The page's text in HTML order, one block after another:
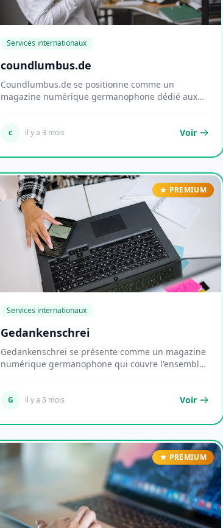
Services internationaux
coundlumbus.de
Coundlumbus.de se positionne comme un
magazine numérique germanophone dédié aux
c il y a 3 mois Voir
PREMIUM
Services internationaux
Gedankenschrei
Gedankenschrei se présente comme un magazine
numérique germanophone qui couvre l'ensemble
G il y a 3 mois Voir
PREMIUM